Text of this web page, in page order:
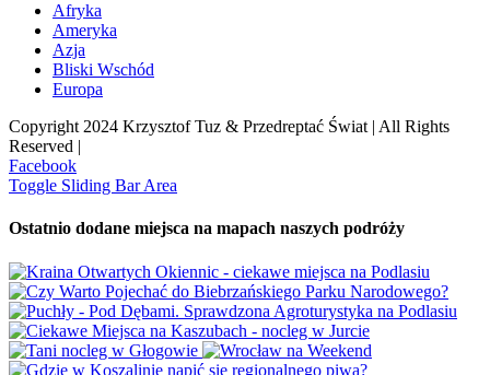
Afryka
Ameryka
Azja
Bliski Wschód
Europa
Copyright 2024 Krzysztof Tuz & Przedreptać Świat | All Rights
Reserved |
Facebook
Toggle Sliding Bar Area
Ostatnio dodane miejsca na mapach naszych podróży